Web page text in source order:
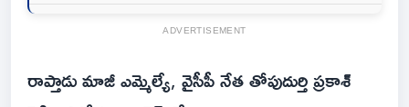
ADVERTISEMENT
రాప్తాడు మాజీ ఎమ్మెల్యే, వైసీపీ నేత తోపుదుర్తి ప్రకాశ్